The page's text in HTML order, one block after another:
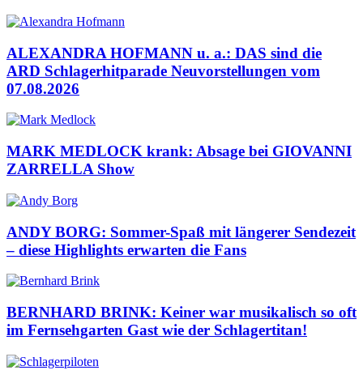
ALEXANDRA HOFMANN u. a.: DAS sind die
ARD Schlagerhitparade Neuvorstellungen vom
07.08.2026
MARK MEDLOCK krank: Absage bei GIOVANNI
ZARRELLA Show
ANDY BORG: Sommer-Spaß mit längerer Sendezeit
– diese Highlights erwarten die Fans
BERNHARD BRINK: Keiner war musikalisch so oft
im Fernsehgarten Gast wie der Schlagertitan!